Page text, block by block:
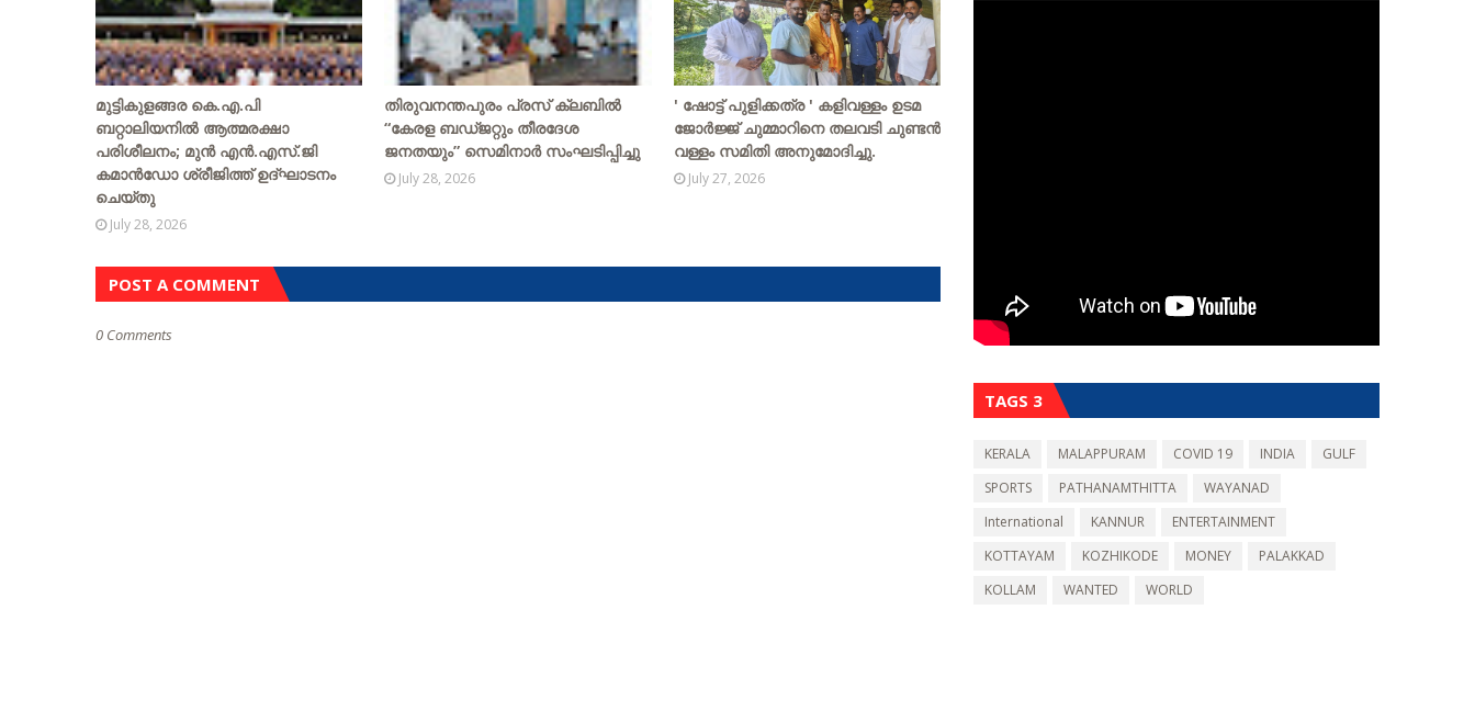
മുട്ടികുളങ്ങര കെ.എ.പി
ബറ്റാലിയനിൽ ആത്മരക്ഷാ
പരിശീലനം; മുൻ എൻ.എസ്.ജി
കമാൻഡോ ശ്രീജിത്ത് ഉദ്ഘാടനം
ചെയ്തു
July 28, 2026
തിരുവനന്തപുരം പ്രസ് ക്ലബിൽ
“കേരള ബഡ്ജറ്റും തീരദേശ
ജനതയും” സെമിനാർ സംഘടിപ്പിച്ചു
July 28, 2026
' ഷോട്ട് പുളിക്കത്ര ' കളിവള്ളം ഉടമ
ജോർജ്ജ് ചുമ്മാറിനെ തലവടി ചുണ്ടൻ
വള്ളം സമിതി അനുമോദിച്ചു.
July 27, 2026
POST A COMMENT
0 Comments
TAGS 3
KERALA MALAPPURAM COVID 19 INDIA
GULF
SPORTS
PATHANAMTHITTA
WAYANAD
International
KANNUR
ENTERTAINMENT
KOTTAYAM
KOZHIKODE MONEY
PALAKKAD
KOLLAM
WANTED WORLD